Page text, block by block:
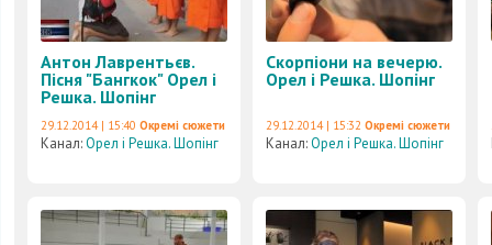
Антон Лаврентьєв.
Пісня "Бангкок" Орел і
Решка. Шопінг
29.12.2014 | 15:40 Окремі сюжети
Канал:Орел і Решка. Шопінг
Скорпіони на вечерю.
Орел і Решка. Шопінг
29.12.2014 | 15:32 Окремі сюжети
Канал:Орел і Решка. Шопінг